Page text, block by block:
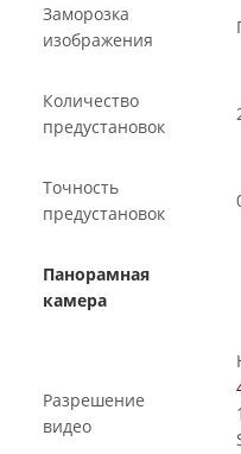
Заморозка
изображения
Количество
предустановок
Точность
предустановок
Панорамная
камера
Разрешение
видео